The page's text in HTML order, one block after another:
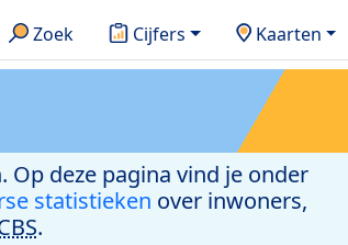
Zoek Cijfers Kaarten
deze pagina vind je onder
statistieken over inwoners,
.